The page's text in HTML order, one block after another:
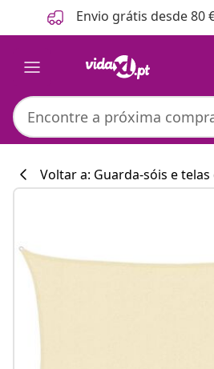
Anterior
Seguinte Envio grátis desde 80
Voltar a: Guarda-sóis e